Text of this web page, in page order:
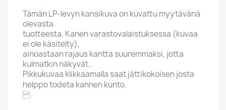
Tämän LP-levyn kansikuva on kuvattu myytävänä
olevasta
tuotteesta, Kanen varastovalaistuksessa (kuvaa
ei ole käsitelty),
ainoastaan rajaus kantta suuremmaksi, jotta
kulmatkin näkyvät..
Pikkukuvaa klikkaamalla saat jättikokoisen josta
helppo todeta kannen kunto.